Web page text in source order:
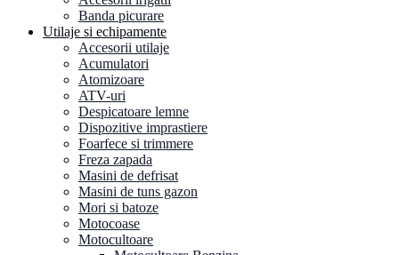
Banda picurare
Utilaje si echipamente
Accesorii utilaje
Acumulatori
Atomizoare
ATV-uri
Despicatoare lemne
Dispozitive imprastiere
Foarfece si trimmere
Freza zapada
Masini de defrisat
Masini de tuns gazon
Mori si batoze
Motocoase
Motocultoare